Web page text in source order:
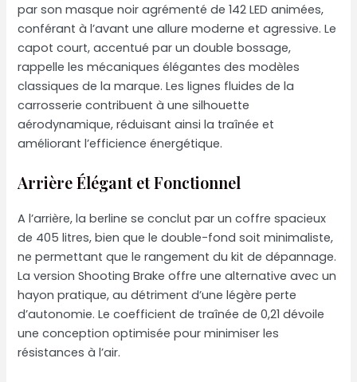
par son masque noir agrémenté de 142 LED animées,
conférant à l’avant une allure moderne et agressive. Le
capot court, accentué par un double bossage,
rappelle les mécaniques élégantes des modèles
classiques de la marque. Les lignes fluides de la
carrosserie contribuent à une silhouette
aérodynamique, réduisant ainsi la traînée et
améliorant l’efficience énergétique.
Arrière Élégant et Fonctionnel
A l’arrière, la berline se conclut par un coffre spacieux
de 405 litres, bien que le double-fond soit minimaliste,
ne permettant que le rangement du kit de dépannage.
La version Shooting Brake offre une alternative avec un
hayon pratique, au détriment d’une légère perte
d’autonomie. Le coefficient de traînée de 0,21 dévoile
une conception optimisée pour minimiser les
résistances à l’air.